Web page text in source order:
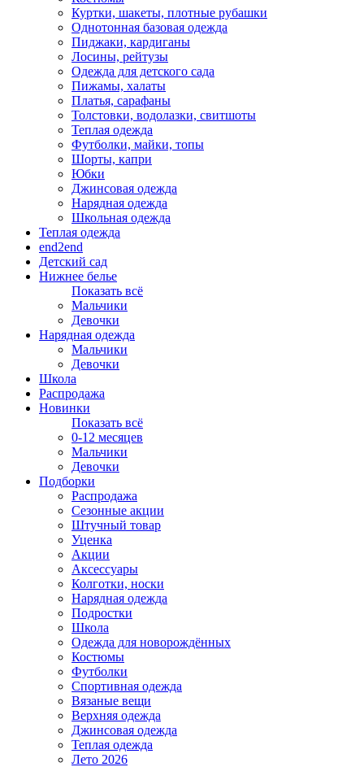
Куртки, шакеты, плотные рубашки
Однотонная базовая одежда
Пиджаки, кардиганы
Лосины, рейтузы
Одежда для детского сада
Пижамы, халаты
Платья, сарафаны
Толстовки, водолазки, свитшоты
Теплая одежда
Футболки, майки, топы
Шорты, капри
Юбки
Джинсовая одежда
Нарядная одежда
Школьная одежда
Теплая одежда
end2end
Детский сад
Нижнее белье
Показать всё
Мальчики
Девочки
Нарядная одежда
Мальчики
Девочки
Школа
Распродажа
Новинки
Показать всё
0-12 месяцев
Мальчики
Девочки
Подборки
Распродажа
Сезонные акции
Штучный товар
Уценка
Акции
Аксессуары
Колготки, носки
Нарядная одежда
Подростки
Школа
Одежда для новорождённых
Костюмы
Футболки
Спортивная одежда
Вязаные вещи
Верхняя одежда
Джинсовая одежда
Теплая одежда
Лето 2026